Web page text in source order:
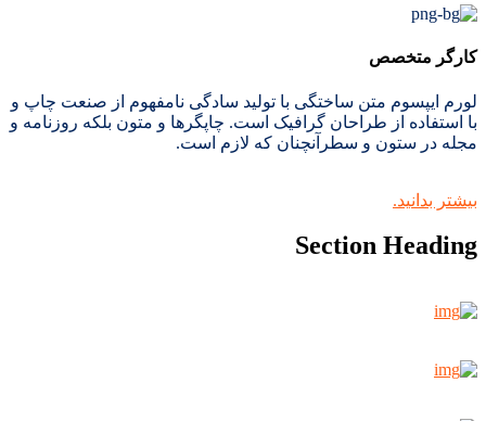
کارگر متخصص
لورم ایپسوم متن ساختگی با تولید سادگی نامفهوم از صنعت چاپ و
با استفاده از طراحان گرافیک است. چاپگرها و متون بلکه روزنامه و
مجله در ستون و سطرآنچنان که لازم است.
بیشتر بدانید.
Section Heading